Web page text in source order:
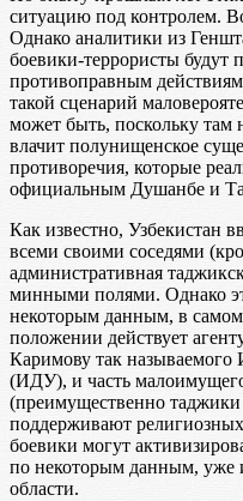
ситуацию под контролем.
Однако аналитики из
боевики-террористы будут
противоправным
такой сценарий
может быть, поскольку там
влачит полунищенское
противоречия, которые
официальным Душанбе и
Как известно, Узбекистан
всеми своими соседями
административная
минными полями. Однако
некоторым данным, в самом
положении действует
Каримову так называемого
(ИДУ), и часть малоимущего
(преимущественно
поддерживают
боевики могут
по некоторым данным, уже
области.